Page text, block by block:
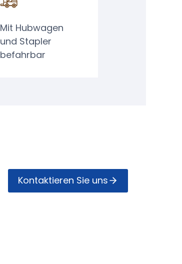
Mit Hubwagen
und Stapler
befahrbar
Kontak­tieren Sie uns